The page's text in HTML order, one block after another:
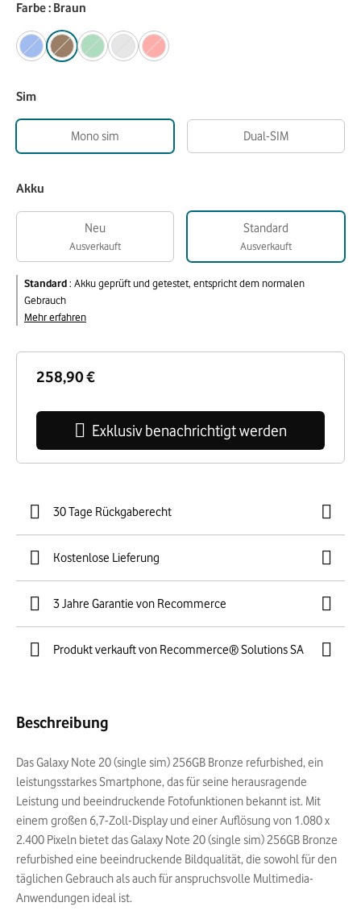
258,90 €
Exklusiv benachrichtigt werden
Farbe : Braun
Sim
Mono sim Dual-SIM
Akku
Neu
Ausverkauft
Standard
Ausverkauft
Standard: Akku geprüft und getestet, entspricht dem normalen
Gebrauch
Mehr erfahren
30 Tage Rückgaberecht
Kostenlose Lieferung
3 Jahre Garantie von Recommerce
Produkt verkauft von Recommerce® Solutions SA
Beschreibung
Das Galaxy Note 20 (single sim) 256GB Bronze refurbished, ein
leistungsstarkes Smartphone, das für seine herausragende
Leistung und beeindruckende Fotofunktionen bekannt ist. Mit
einem großen 6,7-Zoll-Display und einer Auflösung von 1.080 x
2.400 Pixeln bietet das Galaxy Note 20 (single sim) 256GB Bronze
refurbished eine beeindruckende Bildqualität, die sowohl für den
täglichen Gebrauch als auch für anspruchsvolle Multimedia-
Anwendungen ideal ist.